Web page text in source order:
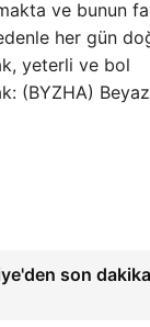
ve bunun
her gün
yeterli ve bol
(BYZHA) Beyaz
son